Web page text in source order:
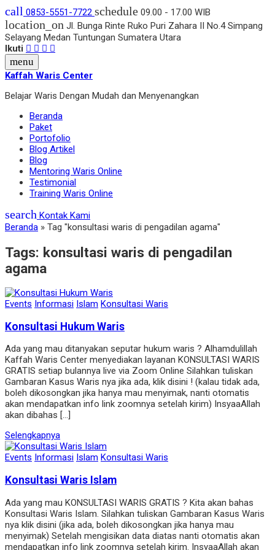
call 0853-5551-7722 schedule 09.00 - 17.00 WIB
location_on Jl. Bunga Rinte Ruko Puri Zahara II No.4 Simpang
Selayang Medan Tuntungan Sumatera Utara
Ikuti
menu
Kaffah Waris Center
Belajar Waris Dengan Mudah dan Menyenangkan
Beranda
Paket
Portofolio
Blog Artikel
Blog
Mentoring Waris Online
Testimonial
Training Waris Online
search Kontak Kami
Beranda » Tag "konsultasi waris di pengadilan agama"
Tags: konsultasi waris di pengadilan
agama
Events Informasi Islam Konsultasi Waris
Konsultasi Hukum Waris
Ada yang mau ditanyakan seputar hukum waris ? Alhamdulillah
Kaffah Waris Center menyediakan layanan KONSULTASI WARIS
GRATIS setiap bulannya live via Zoom Online Silahkan tuliskan
Gambaran Kasus Waris nya jika ada, klik disini ! (kalau tidak ada,
boleh dikosongkan jika hanya mau menyimak, nanti otomatis
akan mendapatkan info link zoomnya setelah kirim) InsyaaAllah
akan dibahas […]
Selengkapnya
Events Informasi Islam Konsultasi Waris
Konsultasi Waris Islam
Ada yang mau KONSULTASI WARIS GRATIS ? Kita akan bahas
Konsultasi Waris Islam. Silahkan tuliskan Gambaran Kasus Waris
nya klik disini (jika ada, boleh dikosongkan jika hanya mau
menyimak) Setelah mengisikan data diatas nanti otomatis akan
mendapatkan info link zoomnya setelah kirim. InsyaaAllah akan